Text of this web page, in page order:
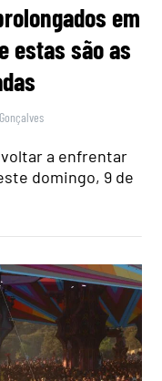
em
estas são as
a enfrentar
domingo, 9 de